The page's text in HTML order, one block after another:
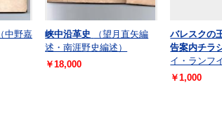
（中野嘉
峡中沿革史
（望月直矢編
述・南涯野史編述）
￥18,000
バレスクの
告案内チラ
イ・ランフ
￥1,000